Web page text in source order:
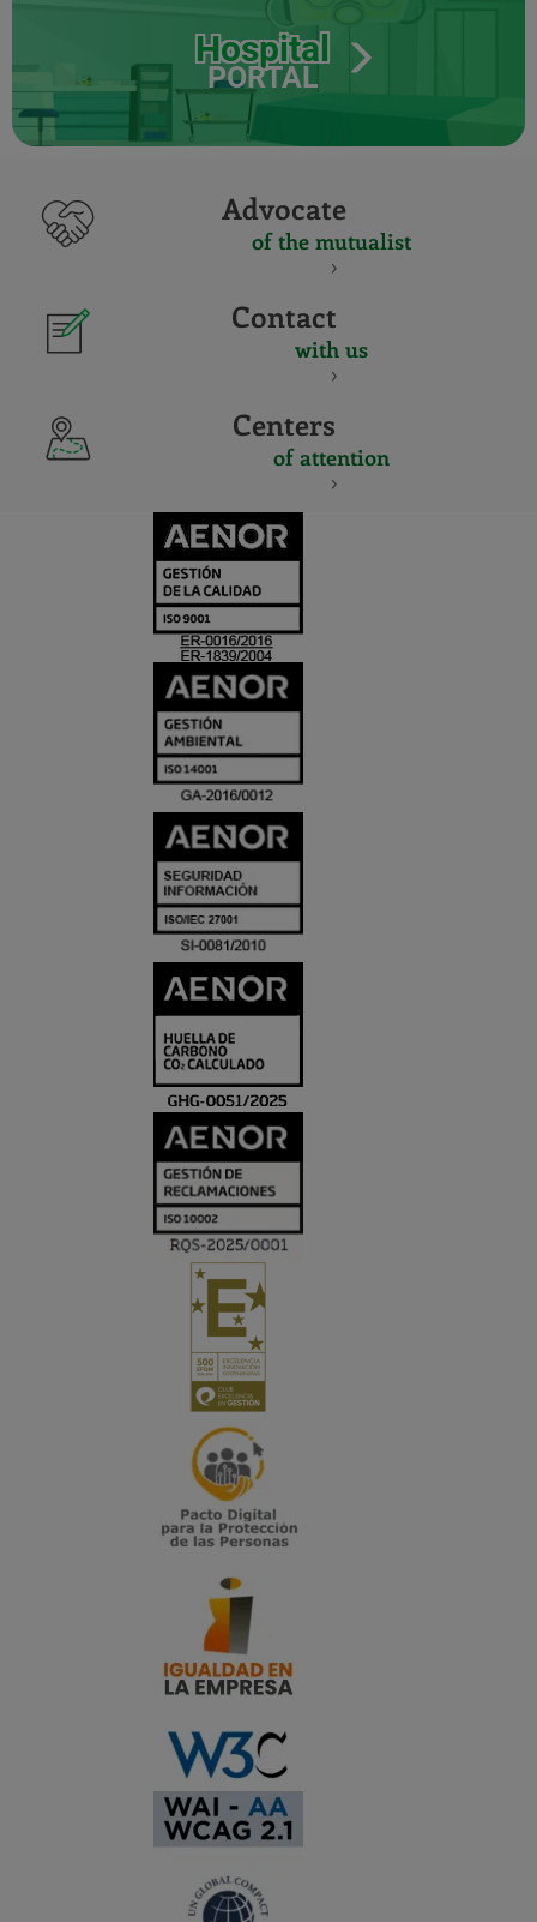
Hospital
PORTAL
Advocate
of the mutualist
Contact
with us
Centers
of attention